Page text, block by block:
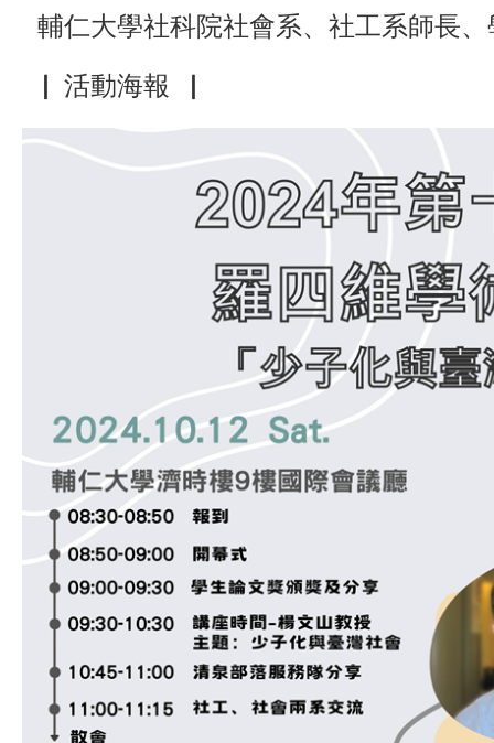
輔仁大學社科院社會系、社工系師長
▕ 活動海報▕